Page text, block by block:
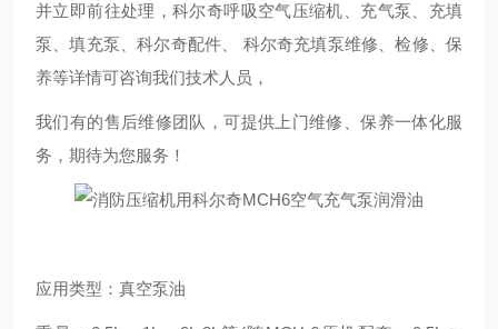
并立即前往处理，科尔奇呼吸空气压缩机、充气泵、充填
泵、填充泵、科尔奇配件、 科尔奇充填泵维修、检修、保
养等详情可咨询我们技术人员，
我们有的售后维修团队，可提供上门维修、保养一体化服
务，期待为您服务！
应用类型：真空泵油